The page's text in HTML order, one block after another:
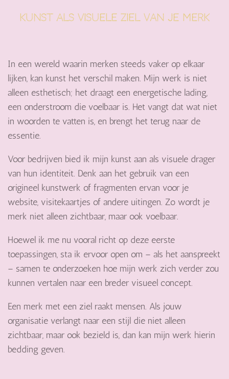
Kunst als visuele ziel van je merk
In een wereld waarin merken steeds vaker op elkaar
lijken, kan kunst het verschil maken. Mijn werk is niet
alleen esthetisch; het draagt een energetische lading,
een onderstroom die voelbaar is. Het vangt dat wat niet
in woorden te vatten is, en brengt het terug naar de
essentie.
Voor bedrijven bied ik mijn kunst aan als visuele drager
van hun identiteit. Denk aan het gebruik van een
origineel kunstwerk of fragmenten ervan voor je
website, visitekaartjes of andere uitingen. Zo wordt je
merk niet alleen zichtbaar, maar ook voelbaar.
Hoewel ik me nu vooral richt op deze eerste
toepassingen, sta ik ervoor open om – als het aanspreekt
– samen te onderzoeken hoe mijn werk zich verder zou
kunnen vertalen naar een breder visueel concept.
Een merk met een ziel raakt mensen. Als jouw
organisatie verlangt naar een stijl die niet alleen
zichtbaar, maar ook bezield is, dan kan mijn werk hierin
bedding geven.